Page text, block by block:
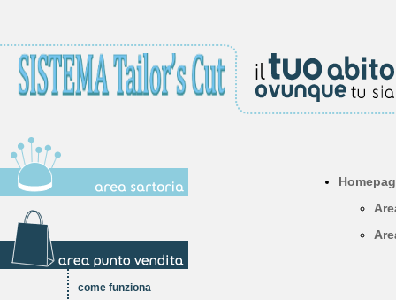
come funziona